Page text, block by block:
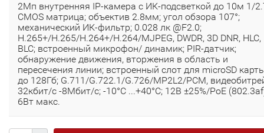
2Мп внутренняя IP-камера c ИК-подсветкой до 10м 1/
CMOS матрица; объектив 2.8мм; угол обзора 107°;
механический ИК-фильтр; 0.028 лк @F2.0;
H.265+/H.265/H.264+/H.264/MJPEG, DWDR, 3D DNR, HLC,
BLC; встроенный микрофон/ динамик; PIR-датчик;
обнаружение движения, вторжения в область и
пересечения линии; встроенный слот для microSD
до 128Гб; G.711/G.722.1/G.726/MP2L2/PCM,
32кбит/с -8Мбит/с; -10°C ...+40°C; 12В ±25%/PoE
6Вт макс.